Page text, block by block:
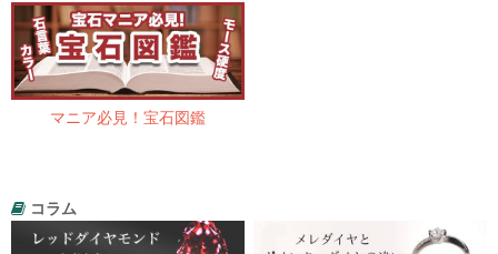
マニア必見！宝石図鑑
コラム